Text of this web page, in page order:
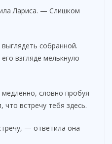
Лариса. — Слишком
собранной.
взгляде мелькнуло
словно пробуя
встречу тебя здесь.
— ответила она